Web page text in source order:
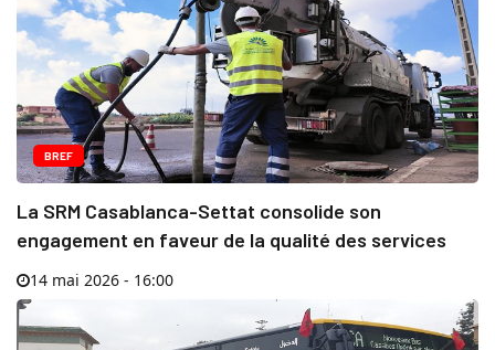
BREF
La SRM Casablanca-Settat consolide son
engagement en faveur de la qualité des services
14 mai 2026 - 16:00